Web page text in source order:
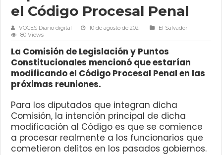
el Código Procesal Penal
VOCES Diario digital 10 de agosto de 2021
El Salvador
80 Views
La Comisión de Legislación y Puntos
Constitucionales mencionó que estarían
modificando el Código Procesal Penal en las
próximas reuniones.
Para los diputados que integran dicha
Comisión, la intención principal de dicha
modificación al Código es que se comience
a procesar realmente a los funcionarios que
cometieron delitos en los pasados gobiernos.